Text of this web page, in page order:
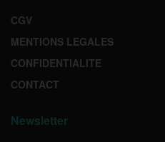
CGV
MENTIONS LEGALES
CONFIDENTIALITE
CONTACT
Newsletter